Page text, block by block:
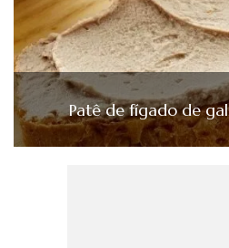
Patê de fígado de